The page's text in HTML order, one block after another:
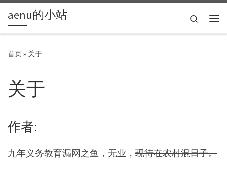
Skip to content
aenu的小站
Search
首页» 关于
关于
作者:
九年义务教育漏网之鱼，无业， 现待在农村混日子。